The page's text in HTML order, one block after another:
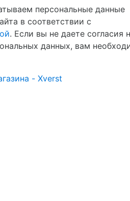
персональные данные
в соответствии с
. Если вы не даете согласия
данных, вам
- Xverst